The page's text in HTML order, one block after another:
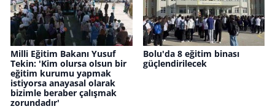
Milli Eğitim Bakanı Yusuf
Tekin: 'Kim olursa olsun bir
eğitim kurumu yapmak
istiyorsa anayasal olarak
bizimle beraber çalışmak
zorundadır'
Bolu'da 8 eğitim binası
güçlendirilecek